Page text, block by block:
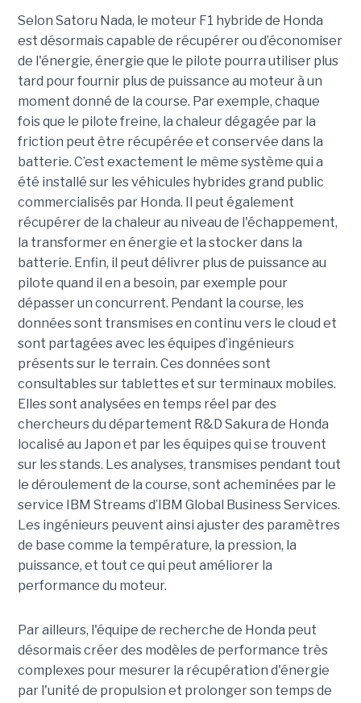
Selon Satoru Nada, le moteur F1 hybride de Honda
est désormais capable de récupérer ou d’économiser
de l'énergie, énergie que le pilote pourra utiliser plus
tard pour fournir plus de puissance au moteur à un
moment donné de la course. Par exemple, chaque
fois que le pilote freine, la chaleur dégagée par la
friction peut être récupérée et conservée dans la
batterie. C’est exactement le même système qui a
été installé sur les véhicules hybrides grand public
commercialisés par Honda. Il peut également
récupérer de la chaleur au niveau de l'échappement,
la transformer en énergie et la stocker dans la
batterie. Enfin, il peut délivrer plus de puissance au
pilote quand il en a besoin, par exemple pour
dépasser un concurrent. Pendant la course, les
données sont transmises en continu vers le cloud et
sont partagées avec les équipes d’ingénieurs
présents sur le terrain. Ces données sont
consultables sur tablettes et sur terminaux mobiles.
Elles sont analysées en temps réel par des
chercheurs du département R&D Sakura de Honda
localisé au Japon et par les équipes qui se trouvent
sur les stands. Les analyses, transmises pendant tout
le déroulement de la course, sont acheminées par le
service IBM Streams d’IBM Global Business Services.
Les ingénieurs peuvent ainsi ajuster des paramètres
de base comme la température, la pression, la
puissance, et tout ce qui peut améliorer la
performance du moteur.
Par ailleurs, l'équipe de recherche de Honda peut
désormais créer des modèles de performance très
complexes pour mesurer la récupération d'énergie
par l'unité de propulsion et prolonger son temps de